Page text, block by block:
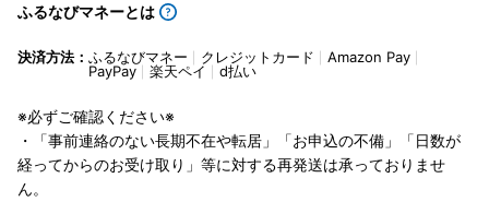
ふるなびマネーとは
決済方法： ふるなびマネー クレジットカード
Amazon Pay
PayPay
楽天ペイ d払い
※必ずご確認ください※
・「事前連絡のない長期不在や転居」「お申込の不備」「日数が
経ってからのお受け取り」等に対する再発送は承っておりませ
ん。